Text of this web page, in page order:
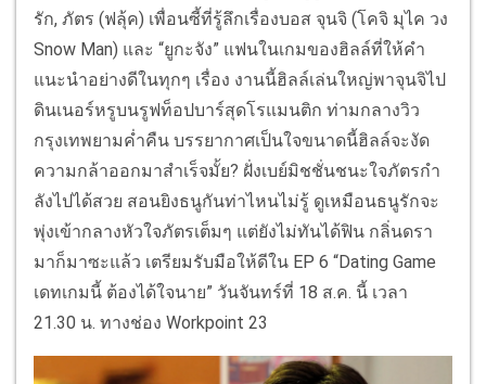
รัก, ภัตร (ฟลุ้ค) เพื่อนซี้ที่รู้ลึกเรื่องบอส จุนจิ (โคจิ มุไค วง
Snow Man) และ “ยูกะจัง” แฟนในเกมของฮิลล์ที่ให้คำ
แนะนำอย่างดีในทุกๆ เรื่อง งานนี้ฮิลล์เล่นใหญ่พาจุนจิไป
ดินเนอร์หรูบนรูฟท็อปบาร์สุดโรแมนติก ท่ามกลางวิว
กรุงเทพยามค่ำคืน บรรยากาศเป็นใจขนาดนี้ฮิลล์จะงัด
ความกล้าออกมาสำเร็จมั้ย? ฝั่งเบย์มิชชั่นชนะใจภัตรกำ
ลังไปได้สวย สอนยิงธนูกันท่าไหนไม่รู้ ดูเหมือนธนูรักจะ
พุ่งเข้ากลางหัวใจภัตรเต็มๆ แต่ยังไม่ทันได้ฟิน กลิ่นดรา
มาก็มาซะแล้ว เตรียมรับมือให้ดีใน EP 6 “Dating Game
เดทเกมนี้ ต้องได้ใจนาย” วันจันทร์ที่ 18 ส.ค. นี้ เวลา
21.30 น. ทางช่อง Workpoint 23